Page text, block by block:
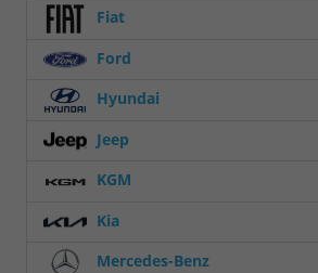
Fiat
Ford
Hyundai
Jeep
KGM
Kia
Mercedes-Benz